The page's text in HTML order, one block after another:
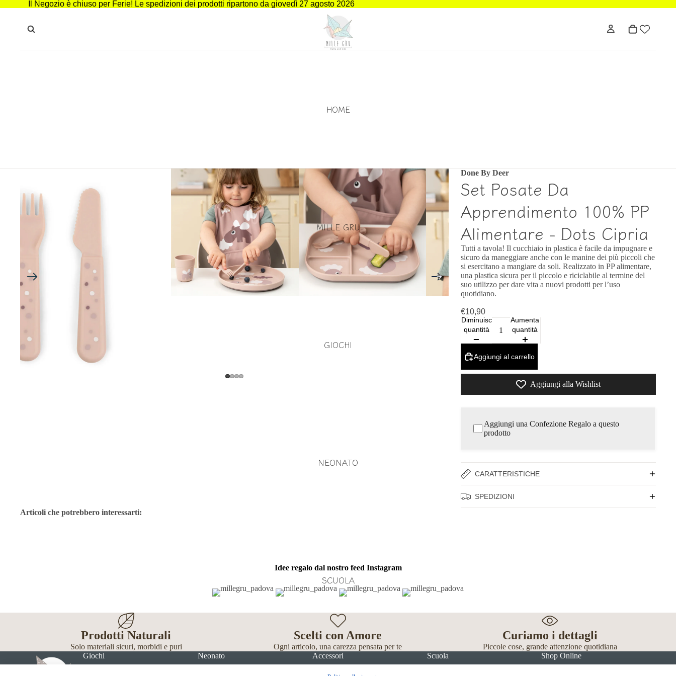
Il Negozio è chiuso per Ferie! Le spedizioni dei prodotti ripartono da giovedì 27 agosto 2026
HOME
MILLE GRU
GIOCHI
NEONATO
SCUOLA
Done By Deer
Set Posate Da
Apprendimento 100% PP
Alimentare - Dots Cipria
Tutti a tavola! Il cucchiaio in plastica è facile da impugnare e
sicuro da maneggiare anche con le manine dei più piccoli che
si esercitano a mangiare da soli. Realizzato in PP alimentare,
una plastica sicura per il piccolo e riciclabile al termine del
suo utilizzo per dare vita a nuovi prodotti per l’uso
quotidiano.
€10,90
Diminuisci
quantità
Aumenta
quantità
Aggiungi al carrello
Aggiungi alla Wishlist
Aggiungi una Confezione Regalo a questo
prodotto
CARATTERISTICHE
SPEDIZIONI
Articoli che potrebbero interessarti:
Idee regalo dal nostro feed Instagram
Prodotti Naturali
Solo materiali sicuri, morbidi e puri
Scelti con Amore
Ogni articolo, una carezza pensata per te
Curiamo i dettagli
Piccole cose, grande attenzione quotidiana
Giochi
Neonato Accessori Scuola Shop Online